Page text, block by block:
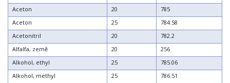
Aceton
20
785
Aceton
25
784.58
Acetonitril
20
782.2
Alfalfa, země
20
256
Alkohol, ethyl
25
785.06
Alkohol, methyl
25
786.51